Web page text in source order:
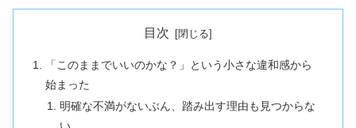
目次
「このままでいいのかな？」という小さな違和感から
始まった
明確な不満がないぶん、踏み出す理由も見つからな